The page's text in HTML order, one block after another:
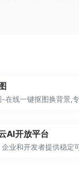
AI开放平台